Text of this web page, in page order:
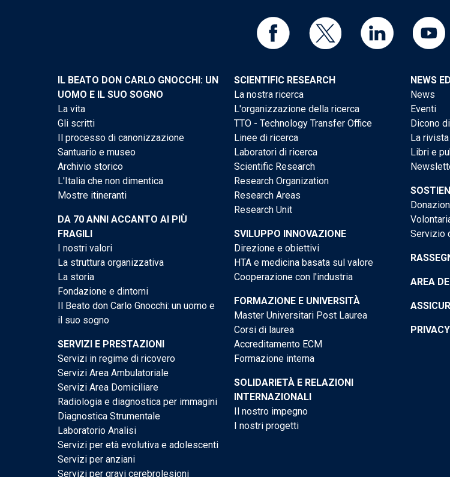
IL BEATO DON CARLO GNOCCHI: UN
UOMO E IL SUO SOGNO
La vita
Gli scritti
Il processo di canonizzazione
Santuario e museo
Archivio storico
L'Italia che non dimentica
Mostre itineranti
DA 70 ANNI ACCANTO AI PIÙ
FRAGILI
I nostri valori
La struttura organizzativa
La storia
Fondazione e dintorni
Il Beato don Carlo Gnocchi: un uomo e
il suo sogno
SERVIZI E PRESTAZIONI
Servizi in regime di ricovero
Servizi Area Ambulatoriale
Servizi Area Domiciliare
Radiologia e diagnostica per immagini
Diagnostica Strumentale
Laboratorio Analisi
Servizi per età evolutiva e adolescenti
Servizi per anziani
Servizi per gravi cerebrolesioni
SCIENTIFIC RESEARCH
La nostra ricerca
L'organizzazione della ricerca
TTO - Technology Transfer Office
Linee di ricerca
Laboratori di ricerca
Scientific Research
Research Organization
Research Areas
Research Unit
SVILUPPO INNOVAZIONE
Direzione e obiettivi
HTA e medicina basata sul valore
Cooperazione con l'industria
FORMAZIONE E UNIVERSITÀ
Master Universitari Post Laurea
Corsi di laurea
Accreditamento ECM
Formazione interna
SOLIDARIETÀ E RELAZIONI
INTERNAZIONALI
Il nostro impegno
I nostri progetti
NEWS
News
Eventi
Dicono
La
Libri e
Servizio
AREA
PRIVACY